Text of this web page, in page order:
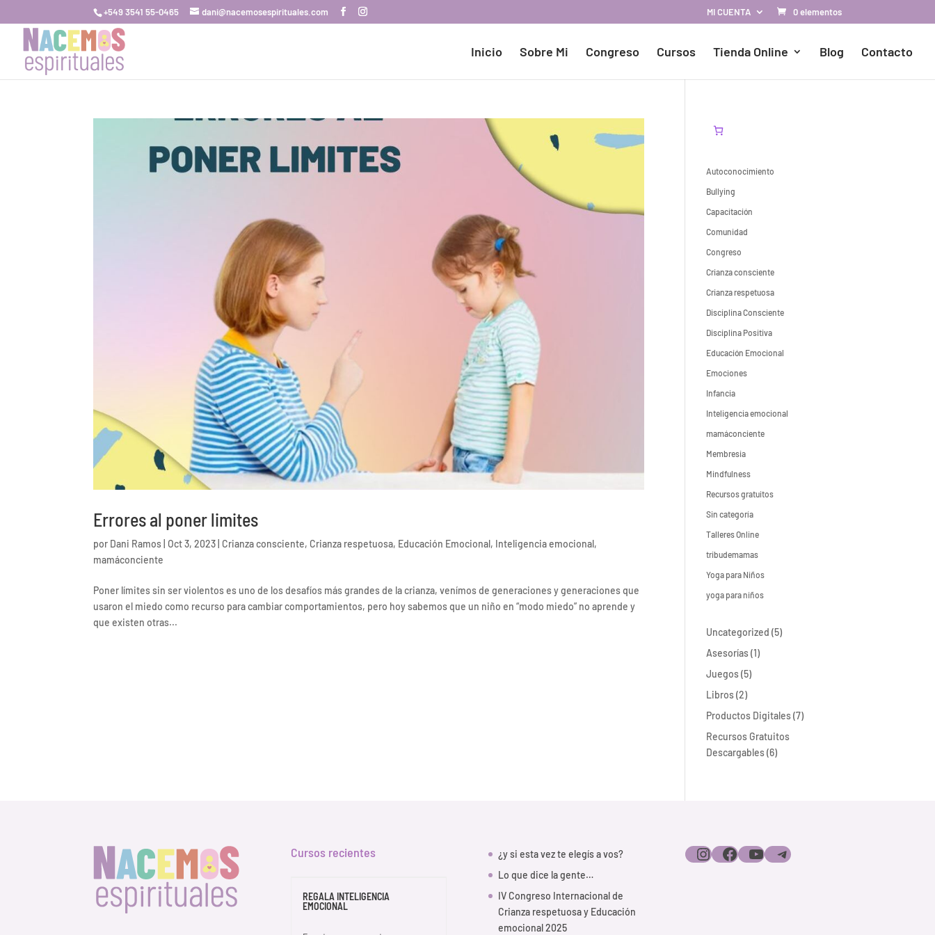
+549 3541 55-0465 dani@nacemosespirituales.com MI CUENTA 0 elementos
Inicio Sobre Mi Congreso Cursos Tienda Online Blog Contacto
Errores al poner limites
por Dani Ramos Oct 3, 2023 Crianza consciente, Crianza respetuosa, Educación Emocional, Inteligencia emocional,
mamáconciente
Poner límites sin ser violentos es uno de los desafíos más grandes de la crianza, venímos de generaciones y generaciones que
usaron el miedo como recurso para cambiar comportamientos, pero hoy sabemos que un niño en “modo miedo” no aprende y
que existen otras...
Autoconocimiento
Bullying
Capacitación
Comunidad
Congreso
Crianza consciente
Crianza respetuosa
Disciplina Consciente
Disciplina Positiva
Educación Emocional
Emociones
Infancia
Inteligencia emocional
mamáconciente
Membresia
Mindfulness
Recursos gratuitos
Sin categoría
Talleres Online
tribudemamas
Yoga para Niños
yoga para niños
Uncategorized 55
Asesorías 11
Juegos 55
Libros 22
productos
Productos Digitales 77
Recursos Gratuitos
Descargables 66
Cursos recientes
REGALA INTELIGENCIA
EMOCIONAL
¿y si esta vez te elegís a vos?
Lo que dice la gente…
IV Congreso Internacional de
Crianza respetuosa y Educación
emocional 2025
Instagram
Facebook
YouTubeTelegram